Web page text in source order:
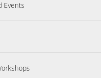
Events